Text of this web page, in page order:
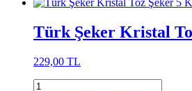
Türk Şeker Kristal
229,00 TL